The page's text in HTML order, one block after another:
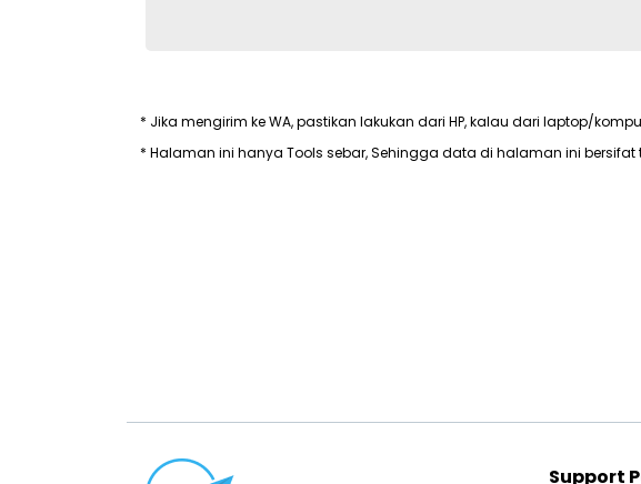
* Jika mengirim ke WA, pastikan lakukan dari HP, kalau dari laptop/
* Halaman ini hanya Tools sebar, Sehingga data di halaman ini
Support